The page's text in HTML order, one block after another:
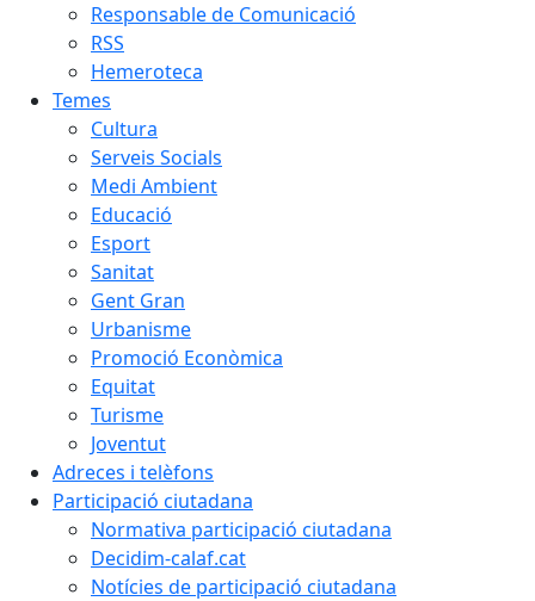
Responsable de Comunicació
RSS
Hemeroteca
Temes
Cultura
Serveis Socials
Medi Ambient
Educació
Esport
Sanitat
Gent Gran
Urbanisme
Promoció Econòmica
Equitat
Turisme
Joventut
Adreces i telèfons
Participació ciutadana
Normativa participació ciutadana
Decidim-calaf.cat
Notícies de participació ciutadana